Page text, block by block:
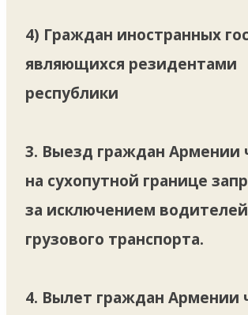
4) Граждан иностранных
являющихся резидентами
республики
3. Выезд граждан Армении
на сухопутной границе
за исключением водителей
грузового транспорта.
4. Вылет граждан Армении